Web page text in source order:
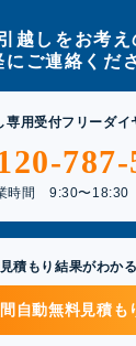
越しをお考え
にご連絡くだ
専用受付フリーダイ
787-
時間 9:30〜18:30
積もり結果がわかる
自動無料見積も